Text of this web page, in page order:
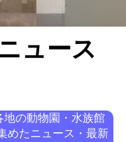
ュース
地の動物園・水族館
めたニュース・最新